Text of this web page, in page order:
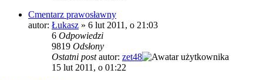
Cmentarz prawosławny
autor: Łukasz » 6 lut 2011, o 21:03
6 Odpowiedzi
9819 Odsłony
Ostatni postautor: zet48
15 lut 2011, o 01:22